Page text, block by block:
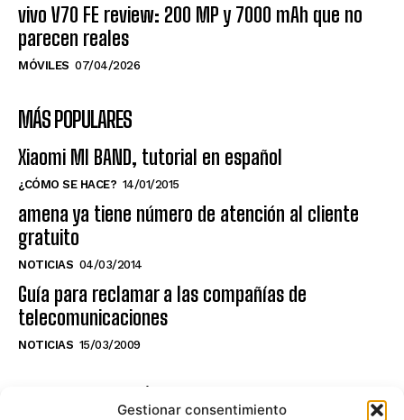
Gestionar consentimiento
vivo V70 FE review: 200 MP y 7000 mAh que no
parecen reales
MÓVILES 07/04/2026
MÁS POPULARES
Xiaomi MI BAND, tutorial en español
¿CÓMO SE HACE? 14/01/2015
amena ya tiene número de atención al cliente
gratuito
NOTICIAS 04/03/2014
Guía para reclamar a las compañías de
telecomunicaciones
NOTICIAS 15/03/2009
NO TE PIERDAS LO ÚLTIMO DEL CANAL